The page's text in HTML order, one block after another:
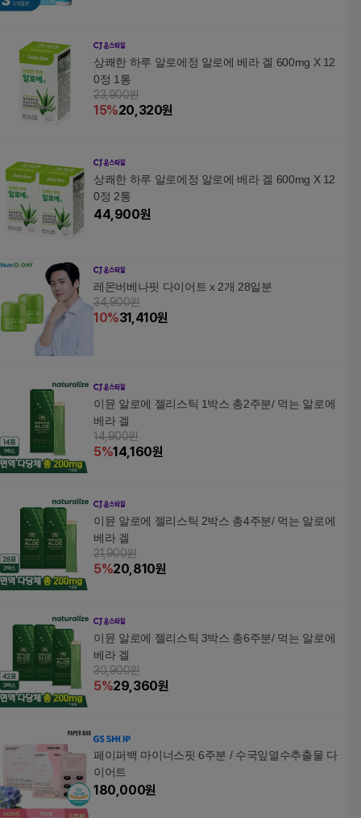
상쾌한 하루 알로에정 알로에 베라 겔 600mg X 12
0정 1통
23,900원
15%20,320원
상쾌한 하루 알로에정 알로에 베라 겔 600mg X 12
0정 2통
44,900원
레몬버베나핏 다이어트 x 2개 28일분
34,900원
10%31,410원
이뮨 알로에 젤리스틱 1박스 총2주분/ 먹는 알로에
베라 겔
14,900원
5%14,160원
이뮨 알로에 젤리스틱 2박스 총4주분/ 먹는 알로에
베라 겔
21,900원
5%20,810원
이뮨 알로에 젤리스틱 3박스 총6주분/ 먹는 알로에
베라 겔
30,900원
5%29,360원
페이퍼백 마이너스핏 6주분 / 수국잎열수추출물 다
이어트
180,000원